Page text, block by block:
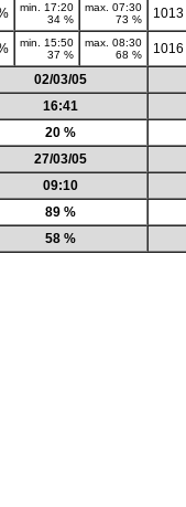
min. 17:20
34 %
max. 07:30
73 %
min. 15:50
37 %
max. 08:30
68 %
02/03/05
16:41
20 %
27/03/05
09:10
89 %
58 %